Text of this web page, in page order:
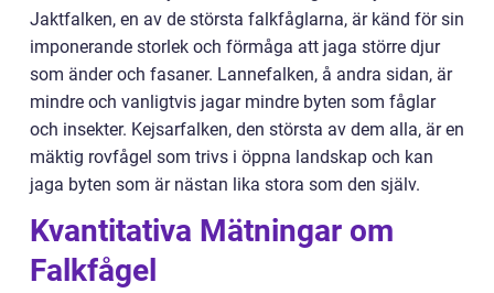
Jaktfalken, en av de största falkfåglarna, är känd för sin
imponerande storlek och förmåga att jaga större djur
som änder och fasaner. Lannefalken, å andra sidan, är
mindre och vanligtvis jagar mindre byten som fåglar
och insekter. Kejsarfalken, den största av dem alla, är en
mäktig rovfågel som trivs i öppna landskap och kan
jaga byten som är nästan lika stora som den själv.
Kvantitativa Mätningar om
Falkfågel